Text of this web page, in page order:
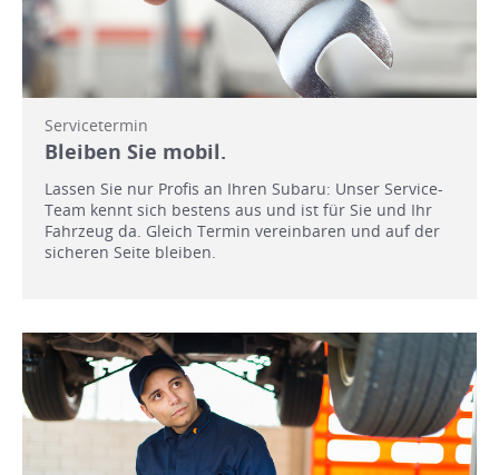
Servicetermin
Bleiben Sie mobil.
Lassen Sie nur Profis an Ihren Subaru: Unser Service-
Team kennt sich bestens aus und ist für Sie und Ihr
Fahrzeug da. Gleich Termin vereinbaren und auf der
sicheren Seite bleiben.